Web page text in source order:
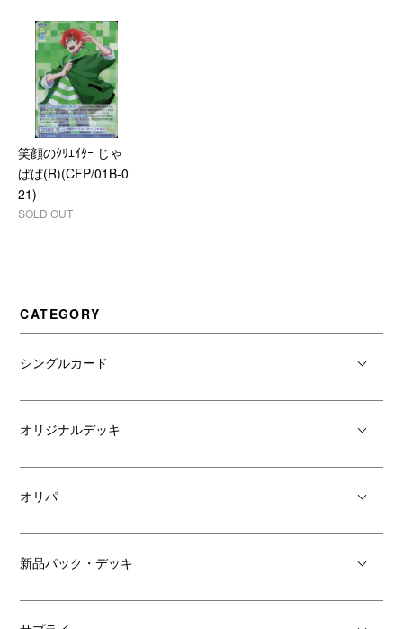
笑顔のｸﾘｴｲﾀｰ じゃ
ぱぱ(R)(CFP/01B-0
21)
SOLD OUT
CATEGORY
シングルカード
オリジナルデッキ
オリパ
新品パック・デッキ